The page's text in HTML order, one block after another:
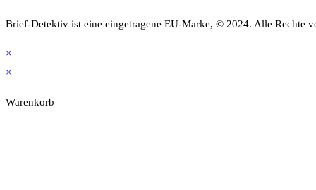
Brief-Detektiv ist eine eingetragene EU-Marke, © 2024. Alle Rechte
×
×
Warenkorb